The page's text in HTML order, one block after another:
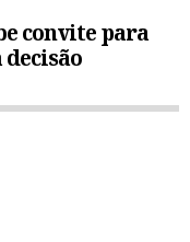
convite para